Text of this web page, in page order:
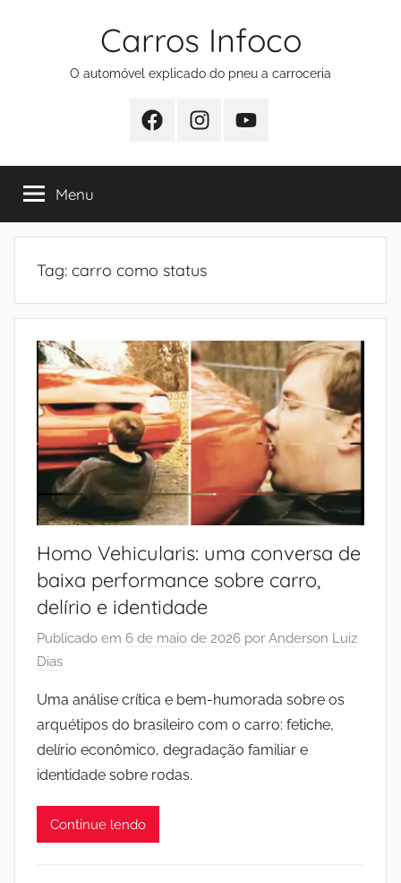
Carros Infoco
O automóvel explicado do pneu a carroceria
FacebookInstagramYoutube
Menu
Tag: carro como status
Homo Vehicularis: uma conversa de
baixa performance sobre carro,
delírio e identidade
Publicado em 6 de maio de 2026 por Anderson Luiz
Dias
Uma análise crítica e bem-humorada sobre os
arquétipos do brasileiro com o carro: fetiche,
delírio econômico, degradação familiar e
identidade sobre rodas.
Continue lendo